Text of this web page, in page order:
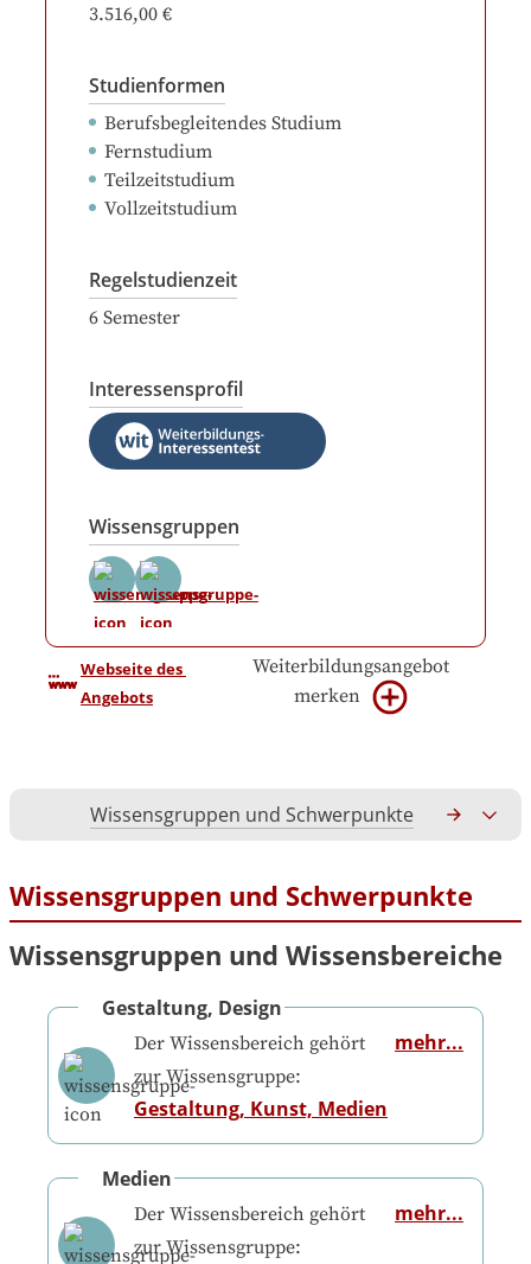
3.516,00 €
Studienformen
Berufsbegleitendes Studium
Fernstudium
Teilzeitstudium
Vollzeitstudium
Regelstudienzeit
6 Semester
Interessensprofil
Wissensgruppen
Webseite des
Angebots
Weiterbildungsangebot
merken
Wissensgruppen und Schwerpunkte
Wissensgruppen und Schwerpunkte
Wissensgruppen und Wissensbereiche
Gestaltung, Design
Der Wissensbereich gehört
zur Wissensgruppe:
Gestaltung, Kunst, Medien
mehr...
Medien
Der Wissensbereich gehört
zur Wissensgruppe:
mehr...